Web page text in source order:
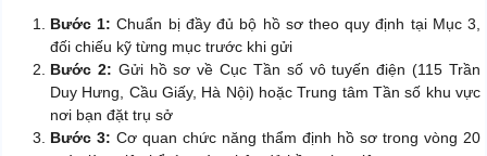
Bước 1: Chuẩn bị đầy đủ bộ hồ sơ theo quy định tại Mục 3,
đối chiếu kỹ từng mục trước khi gửi
Bước 2: Gửi hồ sơ về Cục Tần số vô tuyến điện (115 Trần
Duy Hưng, Cầu Giấy, Hà Nội) hoặc Trung tâm Tần số khu vực
nơi bạn đặt trụ sở
Bước 3: Cơ quan chức năng thẩm định hồ sơ trong vòng 20